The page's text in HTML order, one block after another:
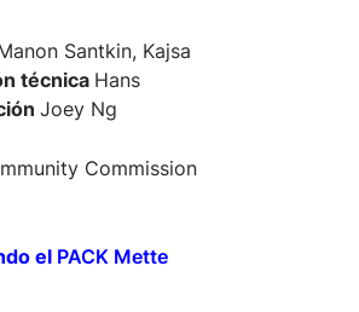
Santkin, Kajsa
técnica Hans
Joey Ng
Commission
el PACK Mette